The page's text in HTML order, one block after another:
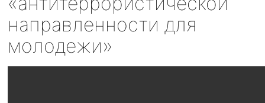
направленности для
молодежи»